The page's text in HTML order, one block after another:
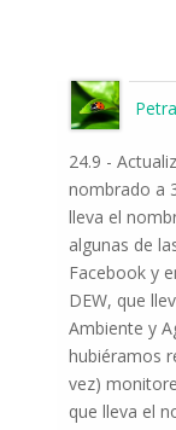
24.9 -
nombrado a
lleva el
algunas de
Facebook y
DEW, que
Ambiente y
hubiéramos
vez)
que lleva el